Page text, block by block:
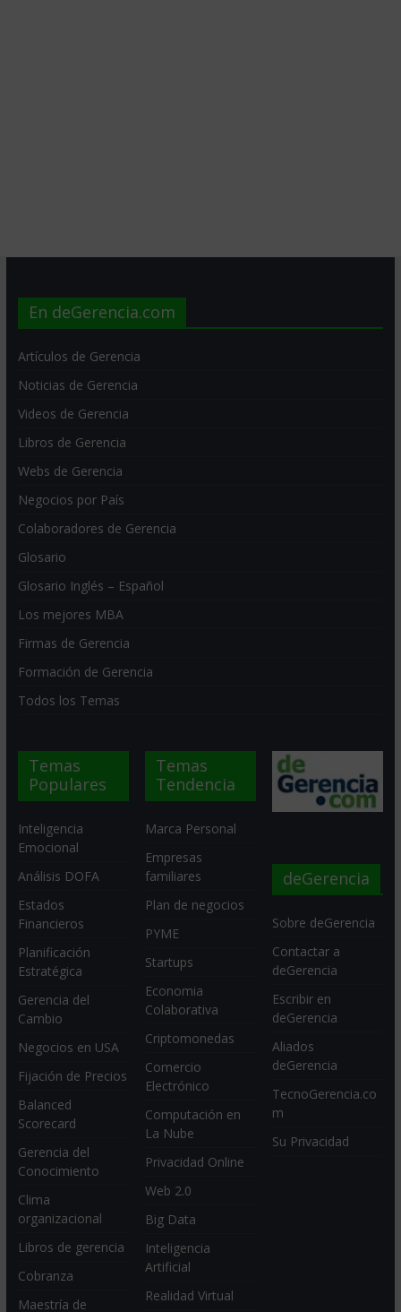
En deGerencia.com
Artículos de Gerencia
Noticias de Gerencia
Videos de Gerencia
Libros de Gerencia
Webs de Gerencia
Negocios por País
Colaboradores de Gerencia
Glosario
Glosario Inglés – Español
Los mejores MBA
Firmas de Gerencia
Formación de Gerencia
Todos los Temas
Temas
Populares
Inteligencia
Emocional
Análisis DOFA
Estados
Financieros
Planificación
Estratégica
Gerencia del
Cambio
Negocios en USA
Fijación de Precios
Balanced
Scorecard
Gerencia del
Conocimiento
Clima
organizacional
Libros de gerencia
Cobranza
Maestría de
Temas
Tendencia
Marca Personal
Empresas
familiares
Plan de negocios
PYME
Startups
Economia
Colaborativa
Criptomonedas
Comercio
Electrónico
Computación en
La Nube
Privacidad Online
Web 2.0
Big Data
Inteligencia
Artificial
Realidad Virtual
deGerencia
Sobre deGerencia
Contactar a
deGerencia
Escribir en
deGerencia
Aliados
deGerencia
TecnoGerencia.co
m
Su Privacidad